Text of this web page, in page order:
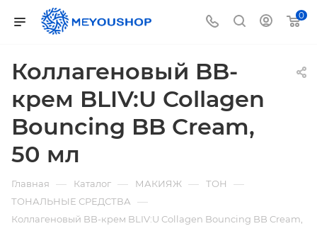
0
Коллагеновый BB-
крем BLIV:U Collagen
Bouncing BB Cream,
50 мл
Главная — Каталог — МАКИЯЖ — ТОН —
ТОНАЛЬНЫЕ СРЕДСТВА —
Коллагеновый BB-крем BLIV:U Collagen Bouncing BB Cream,